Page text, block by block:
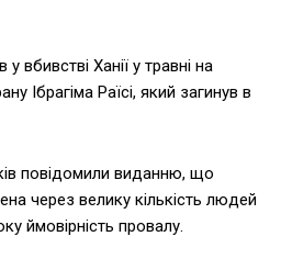
вбивстві Ханії у травні на
Ібрагіма Раїсі, який загинув в
повідомили виданню, що
через велику кількість людей
ймовірність провалу.